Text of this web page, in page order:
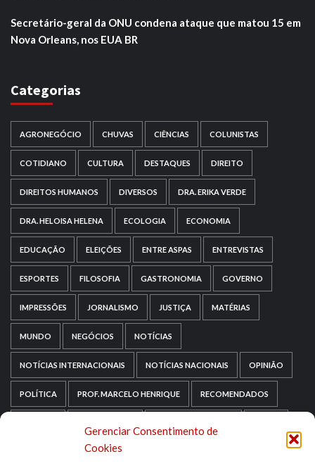
Gerenciar Consentimento de
Cookies
Secretário-geral da ONU condena ataque que matou 15 em
Nova Orleans, nos EUA BR
Categorias
AGRONEGÓCIO CHUVAS CIÊNCIAS COLUNISTAS
COTIDIANO CULTURA DESTAQUES DIREITO
DIREITOS HUMANOS DIVERSOS DRA. ERIKA VERDE
DRA. HELOISA HELENA ECOLOGIA ECONOMIA
EDUCAÇÃO ELEIÇÕES ENTRE ASPAS ENTREVISTAS
ESPORTES FILOSOFIA GASTRONOMIA GOVERNO
IMPRESSÕES JORNALISMO JUSTIÇA MATÉRIAS
MUNDO NEGÓCIOS NOTÍCIAS
NOTÍCIAS INTERNACIONAIS NOTÍCIAS NACIONAIS OPINIÃO
POLÍTICA PROF. MARCELO HENRIQUE RECOMENDADOS
SEM CATEGORIA